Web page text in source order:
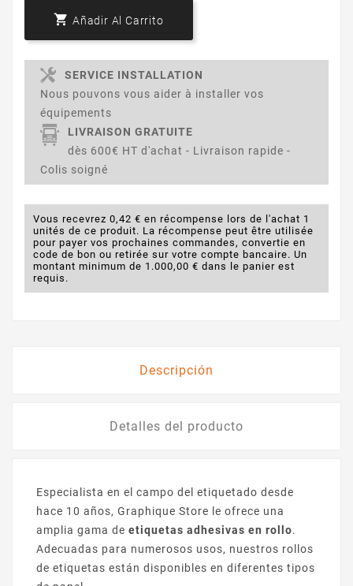
 Añadir Al Carrito
SERVICE INSTALLATION
Nous pouvons vous aider à installer vos
équipements
LIVRAISON GRATUITE
dès 600€ HT d'achat - Livraison rapide -
Colis soigné
Vous recevrez 0,42 € en récompense lors de l'achat 1
unités de ce produit. La récompense peut être utilisée
pour payer vos prochaines commandes, convertie en
code de bon ou retirée sur votre compte bancaire. Un
montant minimum de 1.000,00 € dans le panier est
requis.
Descripción
Detalles del producto
Especialista en el campo del etiquetado desde
hace 10 años, Graphique Store le ofrece una
amplia gama de etiquetas adhesivas en rollo.
Adecuadas para numerosos usos, nuestros rollos
de etiquetas están disponibles en diferentes tipos